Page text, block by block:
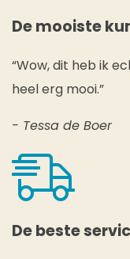
De mooiste
“Wow, dit heb ik
heel erg mooi.”
- Tessa de Boer
De beste